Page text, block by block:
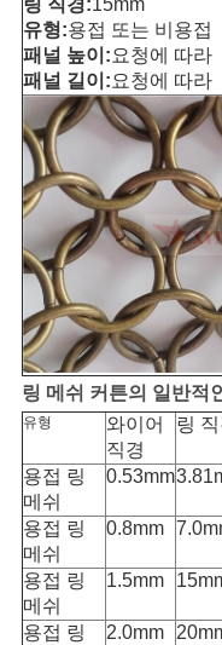
맵
PRIVACY
POLICY
링 직경:15mm
유형:용접 또는 비용접
패널 높이:요청에 따라
패널 길이:요청에 따라
링 메쉬 커튼의 일반적
유형
와이어
직경
링 직
용접 링
메쉬
0.53mm
용접 링
메쉬
0.8mm
용접 링
메쉬
1.5mm
용접 링
2.0mm